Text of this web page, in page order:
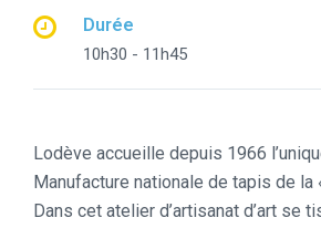
Durée
10h30 - 11h45
Lodève accueille depuis 1966
Manufacture nationale de tapis de la
Dans cet atelier d’artisanat d’art se